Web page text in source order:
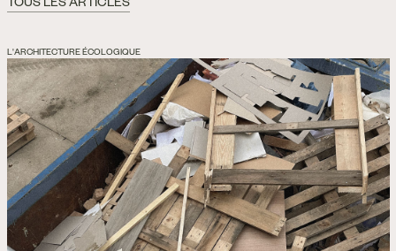
TOUS LES ARTICLES
L'ARCHITECTURE ÉCOLOGIQUE